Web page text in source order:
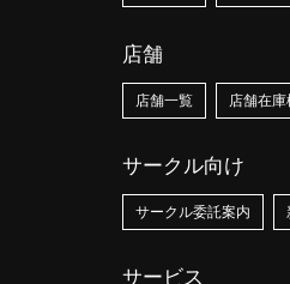
店舗
店舗一覧 店舗在庫
サークル向け
サークル委託案内
サービス